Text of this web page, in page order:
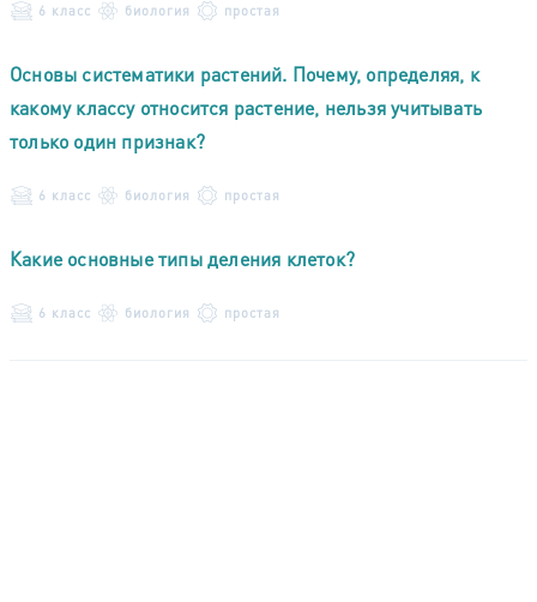
6 класс биология простая
Основы систематики растений. Почему, определяя, к
какому классу относится растение, нельзя учитывать
только один признак?
6 класс биология простая
Какие основные типы деления клеток?
6 класс биология простая